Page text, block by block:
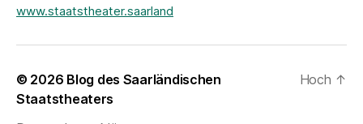
www.staatstheater.saarland
© 2026 Blog des Saarländischen
Staatstheaters
Hoch ↑